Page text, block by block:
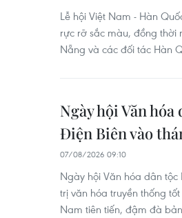
Lễ hội Việt Nam - Hàn
rực rỡ sắc màu, đồng thời
Nẵng và các đối tác Hàn
Ngày hội Văn
Điện Biên vào
07/08/2026 09:10
Ngày hội Văn hóa dân
trị văn hóa truyền thống
Nam tiên tiến, đậm đà